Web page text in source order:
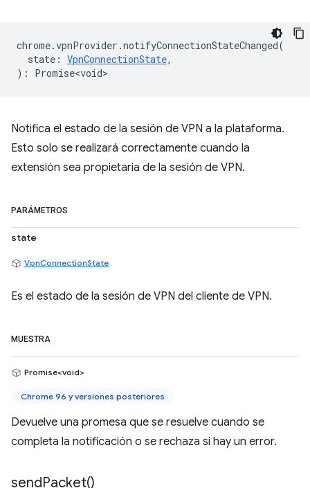
chrome.vpnProvider .notifyConnectionStateChanged(
state : VpnConnectionState,
) : Promise<void>
Notifica el estado de la sesión de VPN a la plataforma.
Esto solo se realizará correctamente cuando la
extensión sea propietaria de la sesión de VPN.
PARÁMETROS
state
VpnConnectionState
Es el estado de la sesión de VPN del cliente de VPN.
MUESTRA
Promise<void>
Chrome 96 y versiones posteriores
Devuelve una promesa que se resuelve cuando se
completa la notificación o se rechaza si hay un error.
sendPacket()